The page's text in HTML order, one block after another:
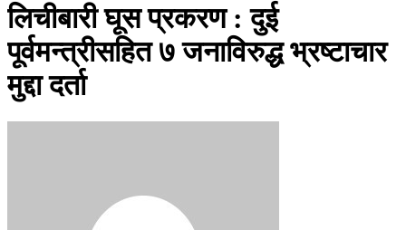
लिचीबारी घूस प्रकरण : दुई
पूर्वमन्त्रीसहित ७ जनाविरुद्ध भ्रष्टाचार
मुद्दा दर्ता